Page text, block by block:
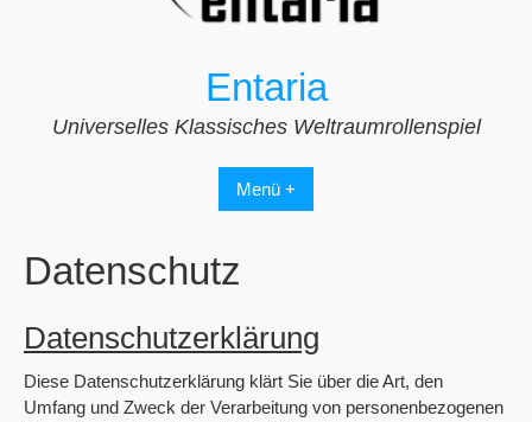
Entaria
Universelles Klassisches Weltraumrollenspiel
Menü +
Datenschutz
Datenschutzerklärung
Diese Datenschutzerklärung klärt Sie über die Art, den
Umfang und Zweck der Verarbeitung von personenbezogenen